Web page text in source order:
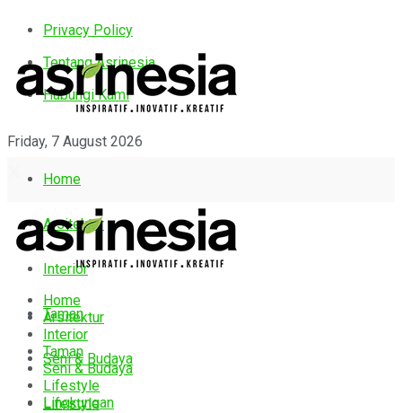
Privacy Policy
Tentang Asrinesia
Hubungi Kami
Friday, 7 August 2026
Home
Arsitektur
Interior
Taman
Seni & Budaya
Lifestyle
Home
Arsitektur
Interior
Taman
Seni & Budaya
Lifestyle
Lingkungan